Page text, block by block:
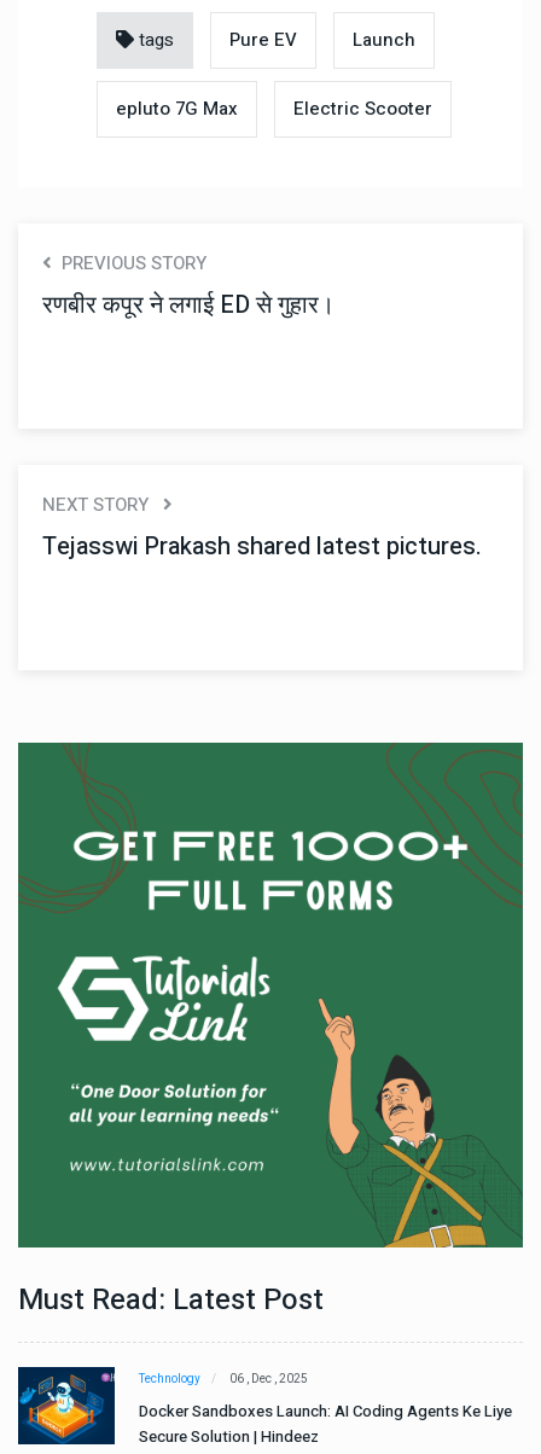
tags Pure EV Launch
epluto 7G Max Electric Scooter
PREVIOUS STORY
रणबीर कपूर ने लगाई ED से गुहार।
NEXT STORY
Tejasswi Prakash shared latest pictures.
Must Read: Latest Post
Technology 06 , Dec , 2025
Docker Sandboxes Launch: AI Coding Agents Ke Liye
Secure Solution | Hindeez